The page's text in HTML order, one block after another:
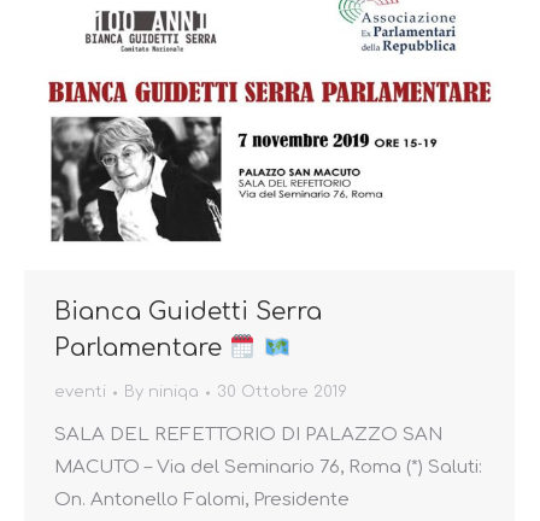
Bianca Guidetti Serra
Parlamentare
eventi By niniqa 30 Ottobre 2019
SALA DEL REFETTORIO DI PALAZZO SAN
MACUTO – Via del Seminario 76, Roma (*) Saluti:
On. Antonello Falomi, Presidente